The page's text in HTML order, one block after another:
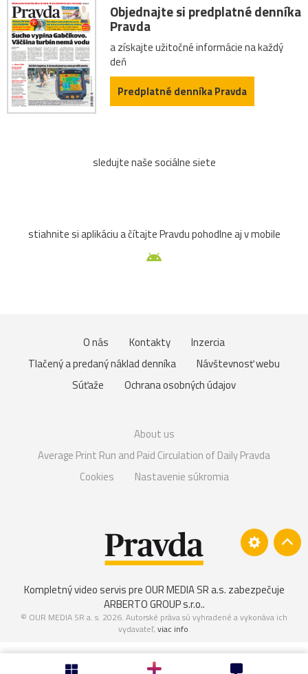
Objednajte si predplatné denníka
Pravda
a získajte užitočné informácie na každý
deň
Predplatné denníka Pravda
sledujte naše sociálne siete
stiahnite si aplikáciu a čítajte Pravdu pohodlne aj v mobile
O nás Kontakty
Inzercia
Tlačený a predaný náklad denníka
Návštevnosť webu
Súťaže
Ochrana osobných údajov
About us
Average Print Run and Paid Circulation of Daily Pravda
Cookies
Nastavenie súkromia
Kompletný video servis pre OUR MEDIA SR a.s. zabezpečuje
ARBERTO GROUP s.r.o..
© OUR MEDIA SR a. s. 2026. Autorské práva sú vyhradené a vykonáva ich
vydavateľ, viac info.